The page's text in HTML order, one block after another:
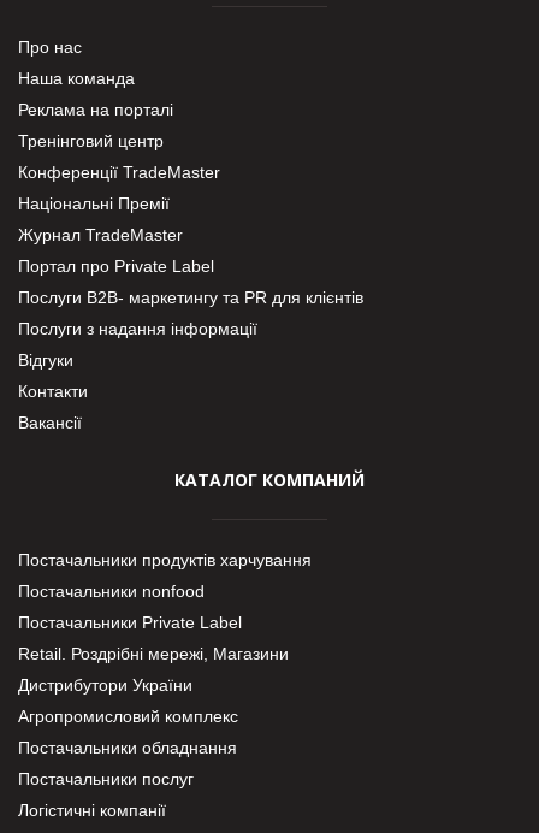
Про нас
Наша команда
Реклама на порталі
Тренінговий центр
Конференції TradeMaster
Національні Премії
Журнал TradeMaster
Портал про Private Label
Послуги В2В- маркетингу та PR для клієнтів
Послуги з надання інформації
Відгуки
Контакти
Вакансії
КАТАЛОГ КОМПАНИЙ
Постачальники продуктів харчування
Постачальники nonfood
Постачальники Private Label
Retail. Роздрібні мережі, Магазини
Дистрибутори України
Агропромисловий комплекс
Постачальники обладнання
Постачальники послуг
Логістичні компанії